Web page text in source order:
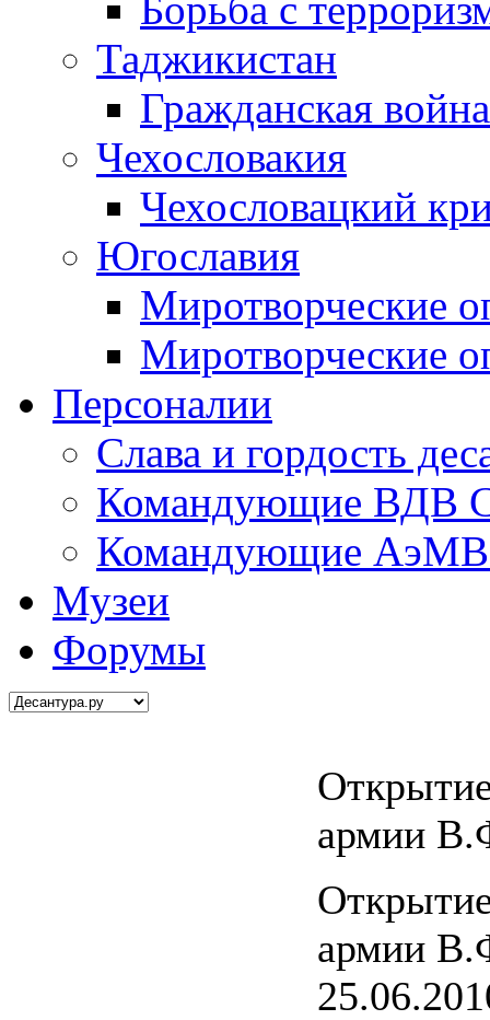
Таджикистан
Гражданская
Чехословакия
Чехословацкий
Югославия
Миротворческие
Миротворческие
Персоналии
Слава и гордость
Командующие ВДВ
Командующие АэМВ
Музеи
Форумы
армии
армии